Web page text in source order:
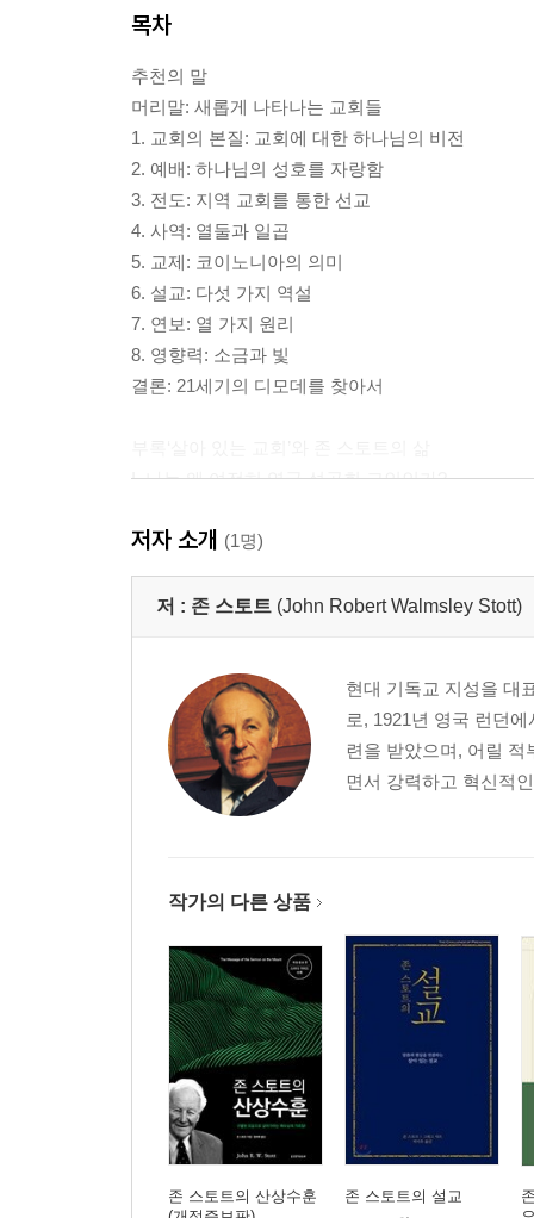
목차
추천의 말
머리말: 새롭게 나타나는 교회들
1. 교회의 본질: 교회에 대한 하나님의 비전
2. 예배: 하나님의 성호를 자랑함
3. 전도: 지역 교회를 통한 선교
4. 사역: 열둘과 일곱
5. 교제: 코이노니아의 의미
6. 설교: 다섯 가지 역설
7. 연보: 열 가지 원리
8. 영향력: 소금과 빛
결론: 21세기의 디모데를 찾아서
I. 나는 왜 여전히 영국 성공회 교인인가?
III. 어느 여든 살 노인의 묵상
저자 소개 (1명)
저 : 존 스토트 (John Robert Walmsley Stott)
현대 기독교 지성을 대
로, 1921년 영국 런던
련을 받았으며, 어릴
면서 강력하고 혁신적
작가의 다른 상품
존 스토트의 산상수훈
존 스토트의 설교